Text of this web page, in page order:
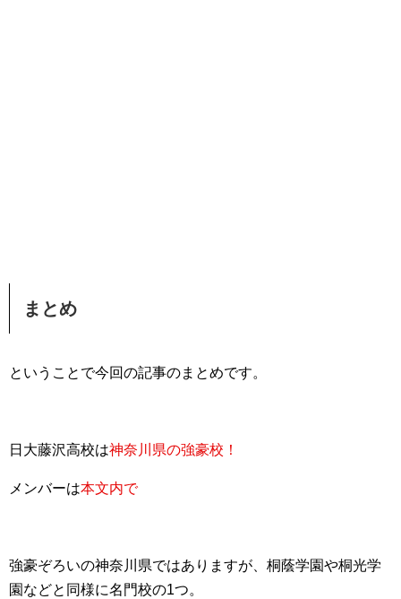
まとめ
ということで今回の記事のまとめです。
日大藤沢高校は神奈川県の強豪校！
メンバーは本文内で
強豪ぞろいの神奈川県ではありますが、桐蔭学園や桐光学
園などと同様に名門校の1つ。